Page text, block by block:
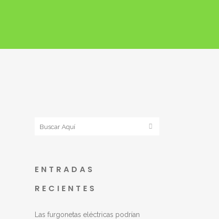
ENTRADAS
RECIENTES
Las furgonetas eléctricas podrían